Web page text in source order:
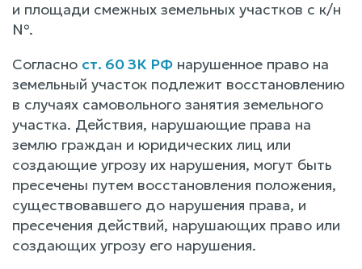
и площади смежных земельных участков с к/н
№.
Согласно ст. 60 ЗК РФ нарушенное право на
земельный участок подлежит восстановлению
в случаях самовольного занятия земельного
участка. Действия, нарушающие права на
землю граждан и юридических лиц или
создающие угрозу их нарушения, могут быть
пресечены путем восстановления положения,
существовавшего до нарушения права, и
пресечения действий, нарушающих право или
создающих угрозу его нарушения.